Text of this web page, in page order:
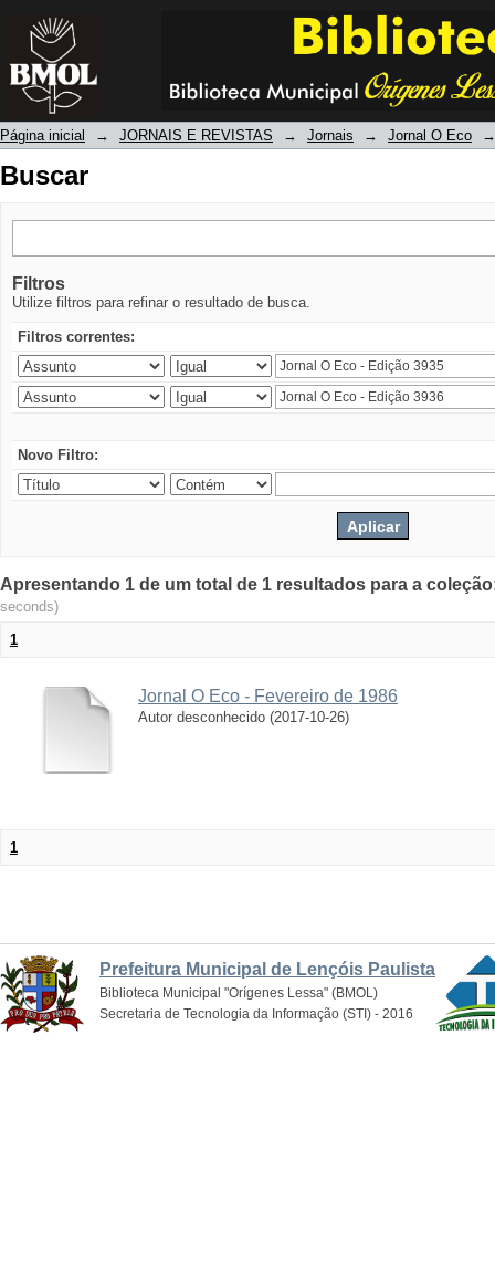
Buscar
Página inicial → JORNAIS E REVISTAS → Jornais → Jornal O Eco →
Buscar
Filtros
Utilize filtros para refinar o resultado de busca.
Filtros correntes:
Novo Filtro:
Apresentando 1 de um total de 1 resultados para a
seconds)
1
Jornal O Eco - Fevereiro de 1986
Autor desconhecido (2017-10-26)
1
Prefeitura Municipal de Lençóis Paulista
Biblioteca Municipal "Orígenes Lessa" (BMOL)
Secretaria de Tecnologia da Informação (STI) - 2016